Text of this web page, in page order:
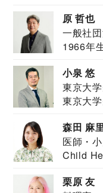
原 哲也
一般社
JAPAN
1966年
小泉 悠
東京大
東京大
森田 麻
医師・
Child
栗原 友